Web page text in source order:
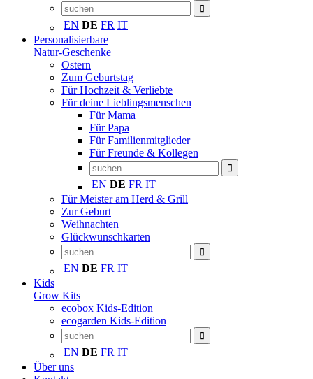
EN DE FR IT
Personalisierbare
Natur-Geschenke
Ostern
Zum Geburtstag
Für Hochzeit & Verliebte
Für deine Lieblingsmenschen
Für Mama
Für Papa
Für Familienmitglieder
Für Freunde & Kollegen
EN DE FR IT
Für Meister am Herd & Grill
Zur Geburt
Weihnachten
Glückwunschkarten
EN DE FR IT
Kids
Grow Kits
ecobox Kids-Edition
ecogarden Kids-Edition
EN DE FR IT
Über uns